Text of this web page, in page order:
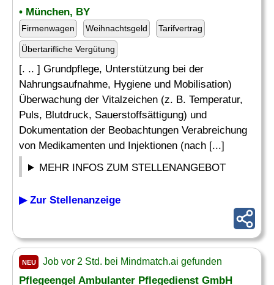
• München, BY
Firmenwagen Weihnachtsgeld Tarifvertrag
Übertarifliche Vergütung
[. .. ] Grundpflege, Unterstützung bei der
Nahrungsaufnahme, Hygiene und Mobilisation)
Überwachung der Vitalzeichen (z. B. Temperatur,
Puls, Blutdruck, Sauerstoffsättigung) und
Dokumentation der Beobachtungen Verabreichung
von Medikamenten und Injektionen (nach [...]
MEHR INFOS ZUM STELLENANGEBOT
▶ Zur Stellenanzeige
NEU Job vor 2 Std. bei Mindmatch.ai gefunden
Pflegeengel Ambulanter Pflegedienst GmbH